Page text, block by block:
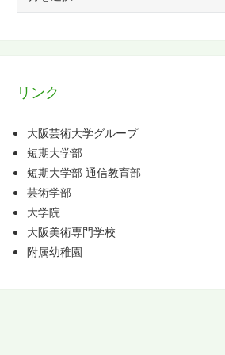
カ
リンク
大阪芸術大学グループ
短期大学部
短期大学部 通信教育部
芸術学部
大学院
大阪美術専門学校
附属幼稚園